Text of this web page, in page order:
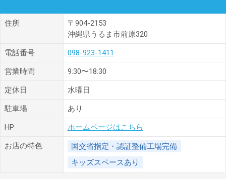
住所
〒904-2153
沖縄県うるま市前原320
電話番号 098-923-1411
営業時間 9:30〜18:30
定休日 水曜日
駐車場 あり
HP ホームページはこちら
お店の特色
国交省指定・認証整備工場完備
キッズスペースあり